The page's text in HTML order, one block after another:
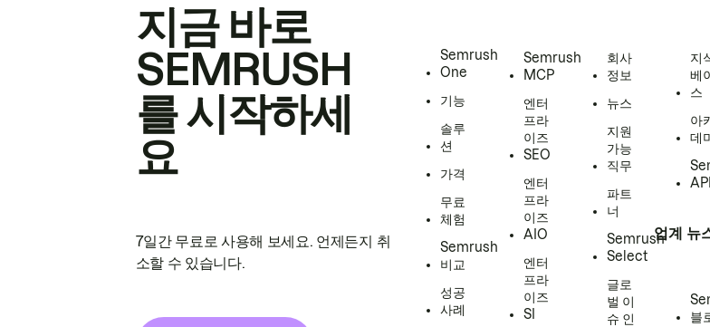
지금 바로
SEMRUSH
를 시작하세
요
7일간 무료로 사용해 보세요. 언제든지 취
소할 수 있습니다.
Semrush
One
기능
솔루
션
가격
무료
체험
Semrush
비교
성공
사례
Semrush
MCP
엔터
프라
이즈
SEO
엔터
프라
이즈
AIO
엔터
프라
이즈
SI
회사
정보
뉴스
지원
가능
직무
파트
너
Semrush
Select
글로
벌 이
슈 인
지
베
스
아
데
업계 뉴
블